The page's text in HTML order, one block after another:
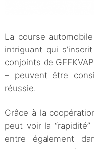
La course
intriguant qui
conjoints de
– peuvent être
réussie.
Grâce à la
peut voir la “rapidité”
entre également